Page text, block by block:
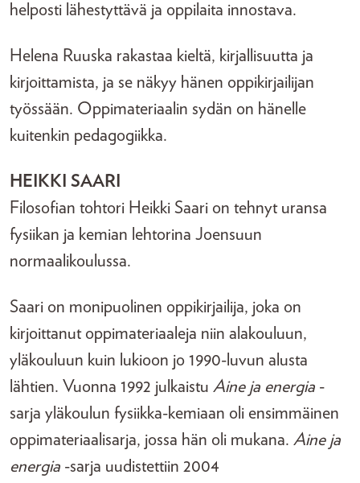
helposti lähestyttävä ja oppilaita innostava.
Helena Ruuska rakastaa kieltä, kirjallisuutta ja
kirjoittamista, ja se näkyy hänen oppikirjailijan
työssään. Oppimateriaalin sydän on hänelle
kuitenkin pedagogiikka.
HEIKKI SAARI
Filosofian tohtori Heikki Saari on tehnyt uransa
fysiikan ja kemian lehtorina Joensuun
normaalikoulussa.
Saari on monipuolinen oppikirjailija, joka on
kirjoittanut oppimateriaaleja niin alakouluun,
yläkouluun kuin lukioon jo 1990-luvun alusta
lähtien. Vuonna 1992 julkaistu Aine ja energia -
sarja yläkoulun fysiikka-kemiaan oli ensimmäinen
oppimateriaalisarja, jossa hän oli mukana. Aine ja
energia -sarja uudistettiin 2004